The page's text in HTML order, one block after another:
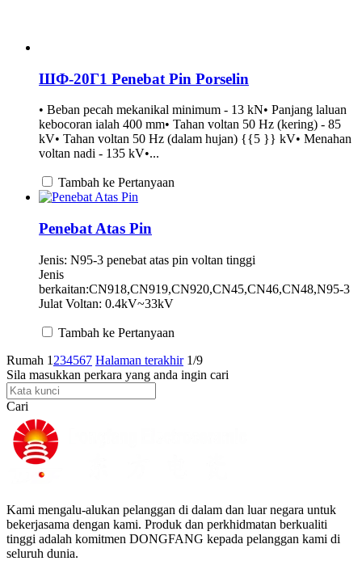
ШФ-20Г1 Penebat Pin Porselin
• Beban pecah mekanikal minimum - 13 kN• Panjang laluan
kebocoran ialah 400 mm• Tahan voltan 50 Hz (kering) - 85
kV• Tahan voltan 50 Hz (dalam hujan) {{5 }} kV• Menahan
voltan nadi - 135 kV•...
Tambah ke Pertanyaan
Penebat Atas Pin
Jenis: N95-3 penebat atas pin voltan tinggi
Jenis
berkaitan:CN918,CN919,CN920,CN45,CN46,CN48,N95-3
Julat Voltan: 0.4kV~33kV
Tambah ke Pertanyaan
Rumah 1 234567 Halaman terakhir 1/9
Sila masukkan perkara yang anda ingin cari
Cari
Kami mengalu-alukan pelanggan di dalam dan luar negara untuk
bekerjasama dengan kami. Produk dan perkhidmatan berkualiti
tinggi adalah komitmen DONGFANG kepada pelanggan kami di
seluruh dunia.